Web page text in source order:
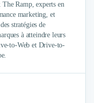
Ramp, experts en
marketing, et
stratégies de
à atteindre leurs
to-Web et Drive-to-